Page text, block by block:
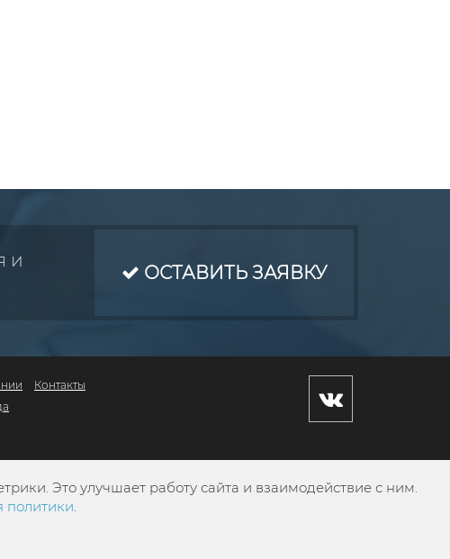
и
ОСТАВИТЬ ЗАЯВКУ
Контакты
Это улучшает работу сайта и взаимодействие с ним.
политики.